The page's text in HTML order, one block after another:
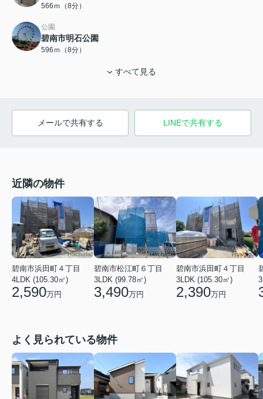
566ｍ（8分）
公園
碧南市明石公園
596ｍ（8分）
すべて見る
メールで共有する LINEで共有する
近隣の物件
碧南市浜田町４丁目
4LDK (105.30㎡)
2,590万円
碧南市松江町６丁目
3LDK (99.78㎡)
3,490万円
碧南市浜田町４丁目
3LDK (105.30㎡)
2,390万円
よく見られている物件